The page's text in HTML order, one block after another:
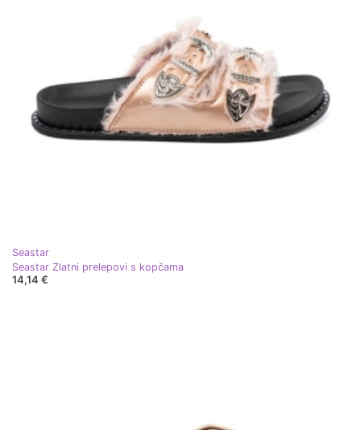
Seastar
Seastar Zlatni prelepovi s kopčama
14,14 €